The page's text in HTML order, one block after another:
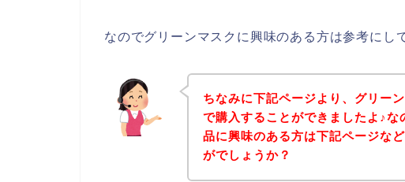
なのでグリーンマスクに興味のある方は参考にし
ちなみに下記ページより、グリー
で購入することができましたよ♪な
品に興味のある方は下記ページな
がでしょうか？